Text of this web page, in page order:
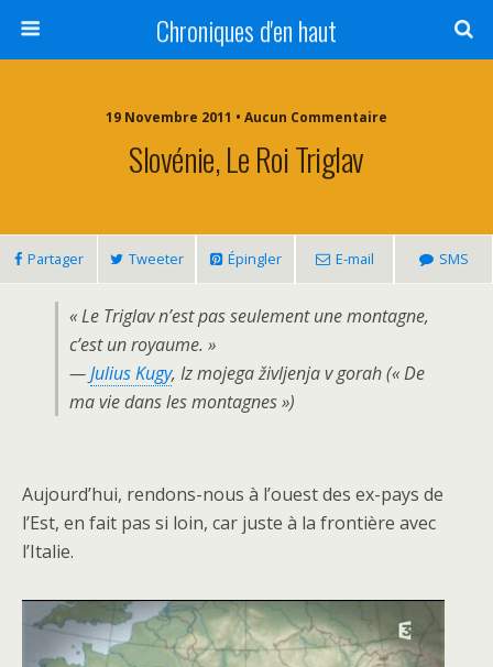
Chroniques d'en haut
19 Novembre 2011 • Aucun Commentaire
Slovénie, Le Roi Triglav
Partager Tweeter Épingler E-mail SMS
« Le Triglav n’est pas seulement une montagne,
c’est un royaume. »
—Julius Kugy, Iz mojega življenja v gorah (« De
ma vie dans les montagnes »)
Aujourd’hui, rendons-nous à l’ouest des ex-pays de
l’Est, en fait pas si loin, car juste à la frontière avec
l’Italie.